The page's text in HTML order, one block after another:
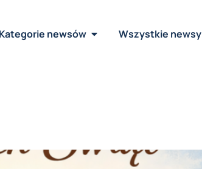
Kategorie newsów Wszystkie newsy